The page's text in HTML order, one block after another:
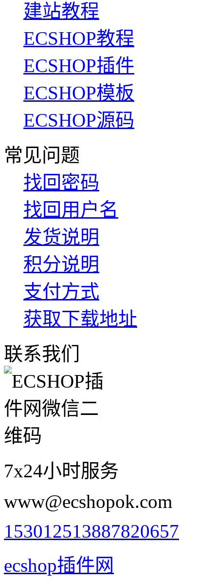
建站教程
ECSHOP教程
ECSHOP插件
ECSHOP模板
ECSHOP源码
常见问题
找回密码
找回用户名
发货说明
积分说明
支付方式
获取下载地址
联系我们
7x24小时服务
www@ecshopok.com
153012513887820657
ecshop插件网